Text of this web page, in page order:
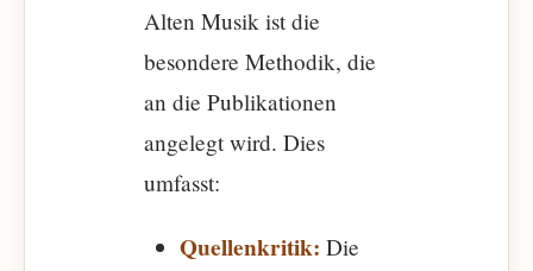
Alten Musik ist die
besondere Methodik, die
an die Publikationen
angelegt wird. Dies
umfasst:
Quellenkritik: Die